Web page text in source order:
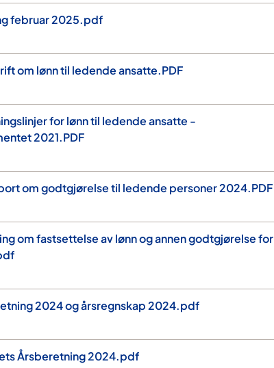
februar 2025.pdf
om lønn til ledende ansatte.PDF
for lønn til ledende ansatte -
2021.PDF
om godtgjørelse til ledende personer 2024.PDF
om fastsettelse av lønn og annen godtgjørelse for
2024 og årsregnskap 2024.pdf
Årsberetning 2024.pdf